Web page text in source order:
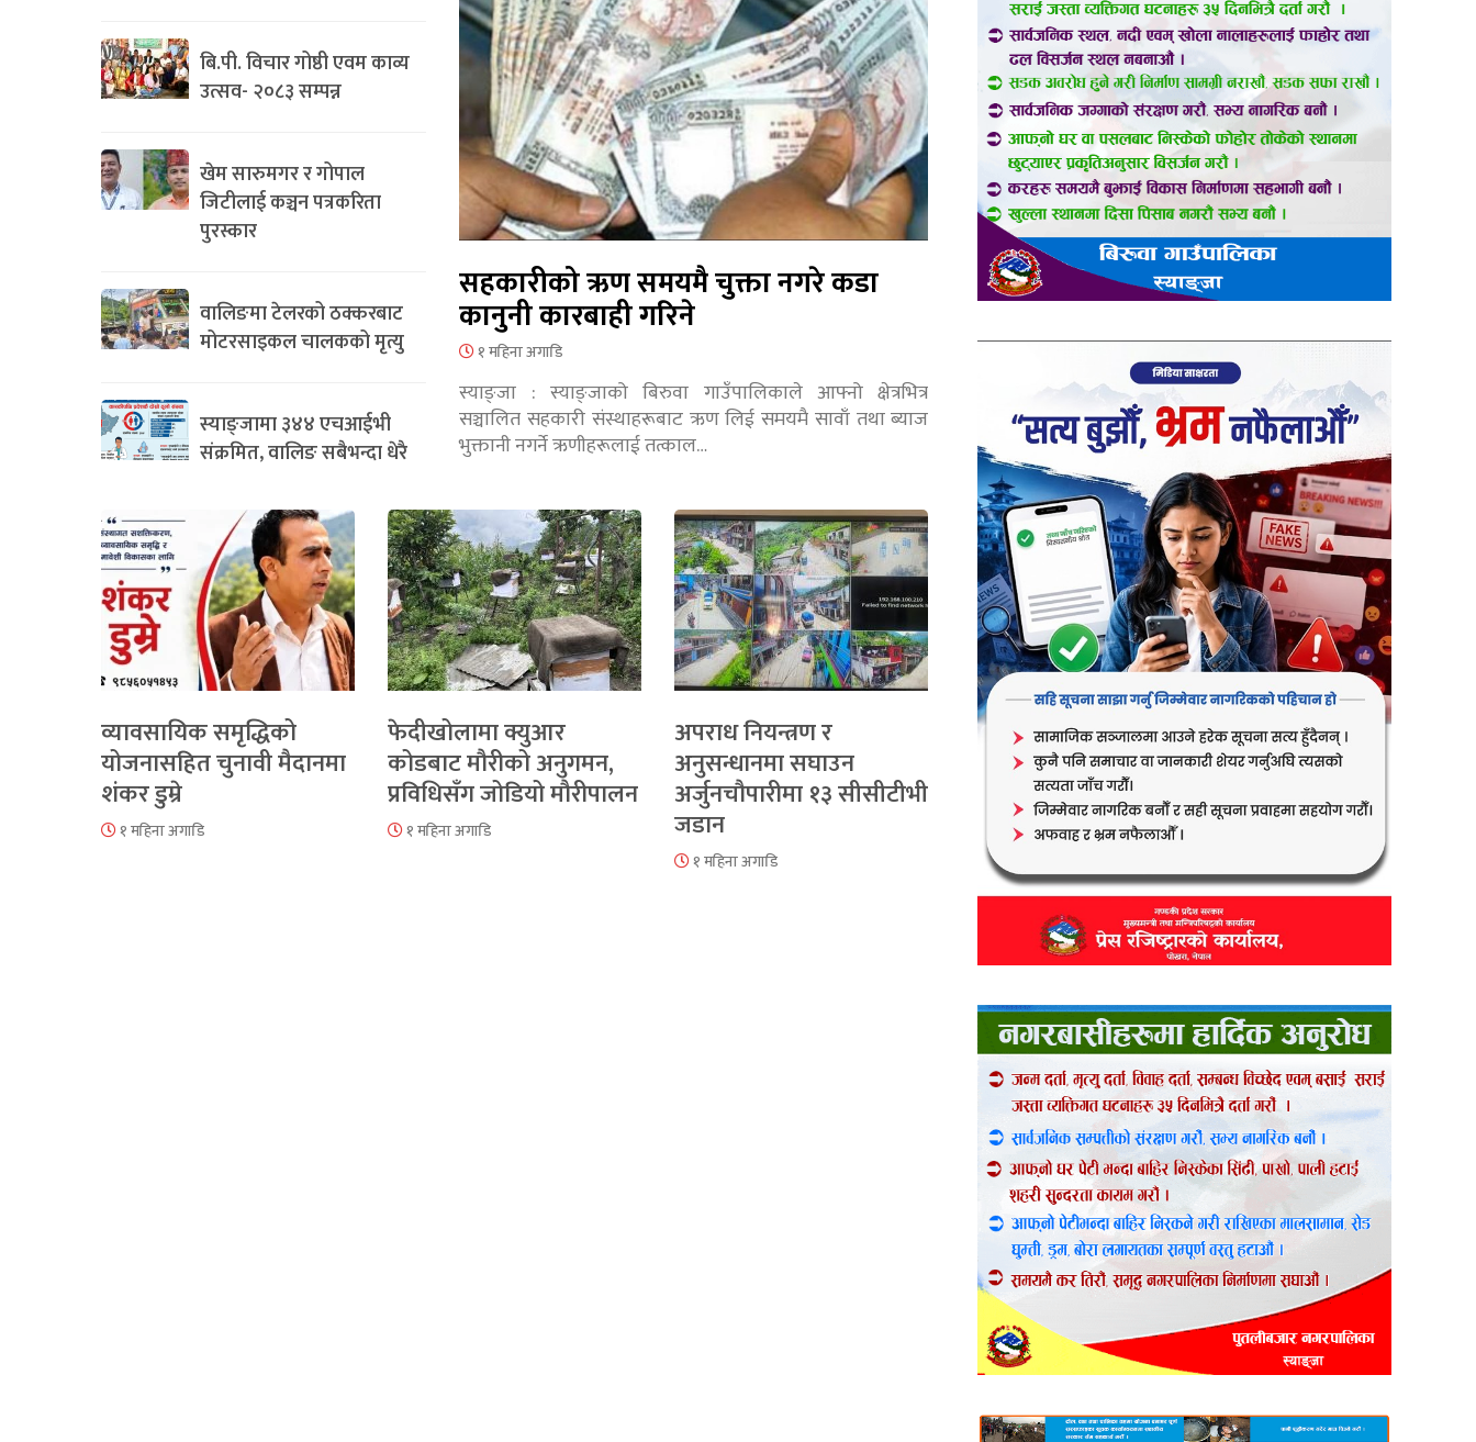
बि.पी. विचार गोष्ठी एवम काव्य
उत्सव- २०८३ सम्पन्न
खेम सारुमगर र गोपाल
जिटीलाई कञ्चन पत्रकरिता
पुरस्कार
वालिङमा टेलरको ठक्करबाट
मोटरसाइकल चालकको मृत्यु
स्याङ्जामा ३४४ एचआईभी
संक्रमित, वालिङ सबैभन्दा धेरै
सहकारीको ऋण समयमै चुक्ता नगरे कडा
कानुनी कारबाही गरिने
१ महिना अगाडि
स्याङ्जा : स्याङ्जाको बिरुवा गाउँपालिकाले आफ्नो क्षेत्रभित्र
सञ्चालित सहकारी संस्थाहरूबाट ऋण लिई समयमै सावाँ तथा ब्याज
भुक्तानी नगर्ने ऋणीहरूलाई तत्काल…
व्यावसायिक समृद्धिको
योजनासहित चुनावी मैदानमा
शंकर डुम्रे
१ महिना अगाडि
फेदीखोलामा क्युआर
कोडबाट मौरीको अनुगमन,
प्रविधिसँग जोडियो मौरीपालन
१ महिना अगाडि
अपराध नियन्त्रण र
अनुसन्धानमा सघाउन
अर्जुनचौपारीमा १३ सीसीटीभी
जडान
१ महिना अगाडि